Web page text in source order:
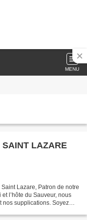
MENU
SAINT LAZARE
Lazare, Patron de notre
l’hôte du Sauveur, nous
nos supplications. Soyez